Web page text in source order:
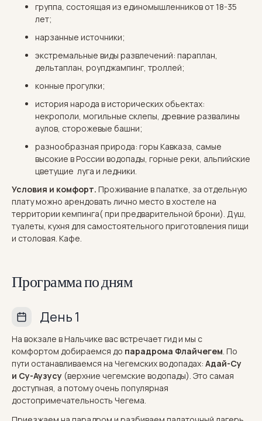
группа, состоящая из единомышленников от 18-35
лет;
нарзанные источники;
экстремальные виды развлечений: параплан,
дельтаплан, роупджампинг, троллей;
конные прогулки;
история народа в исторических обьектах:
некрополи, могильные склепы, древние развалины
аулов, сторожевые башни;
разнообразная природа: горы Кавказа, самые
высокие в России водопады, горные реки, альпийские
цветущие луга и ледники.
Условия и комфорт. Проживание в палатке, за отдельную
плату можно арендовать лично место в хостеле на
территории кемпинга( при предварительной брони). Душ,
туалеты, кухня для самостоятельного приготовления пищи
и столовая. Кафе.
Программа по дням
День 1
На вокзале в Нальчике вас встречает гид и мы с
комфортом добираемся до парадрома Флайчегем. По
пути останавливаемся на Чегемских водопадах: Адай-Су
и Су-Аузусу (верхние чегемские водопады). Это самая
доступная, а потому очень популярная
достопримечательность Чегема.